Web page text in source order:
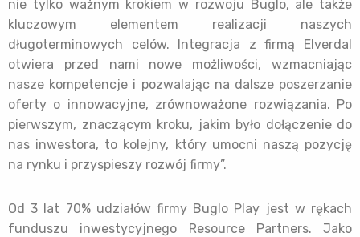
nie tylko ważnym krokiem w rozwoju Buglo, ale także
kluczowym elementem realizacji naszych
długoterminowych celów. Integracja z firmą Elverdal
otwiera przed nami nowe możliwości, wzmacniając
nasze kompetencje i pozwalając na dalsze poszerzanie
oferty o innowacyjne, zrównoważone rozwiązania. Po
pierwszym, znaczącym kroku, jakim było dołączenie do
nas inwestora, to kolejny, który umocni naszą pozycję
na rynku i przyspieszy rozwój firmy”.
Od 3 lat 70% udziałów firmy Buglo Play jest w rękach
funduszu inwestycyjnego Resource Partners. Jako